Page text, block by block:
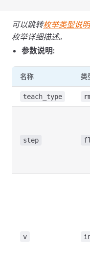
可以跳转枚举类型说明
枚举详细描述。
参数说明:
名称 类
teach_type
step
v